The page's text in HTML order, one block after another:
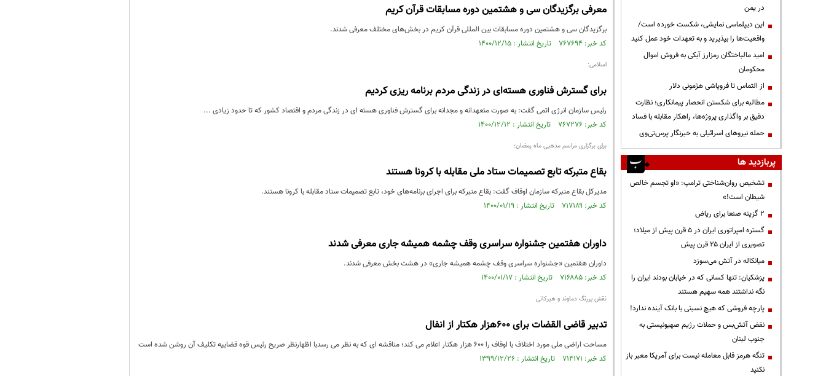
معرفی برگزیدگان سی و هشتمین دوره مسابقات قرآن کریم
برگزیدگان سی و هشتمین دوره مسابقات بین المللی قرآن کریم در بخش‌های مختلف معرفی شدند.‌
کد خبر: ۷۶۷۶۹۴ تاریخ انتشار : ۱۴۰۰/۱۲/۱۵
اسلامی:
برای گسترش فناوری هسته‌ای در زندگی مردم برنامه ریزی کردیم
رئیس سازمان انرژی اتمی گفت: به صورت متعهدانه و مجدانه برای گسترش فناوری هسته ای در زندگی مردم و اقتصاد کشور که تا حدود زیادی ...
کد خبر: ۷۶۷۲۷۶ تاریخ انتشار : ۱۴۰۰/۱۲/۱۲
برای برگزاری مراسم مذهبی ماه رمضان؛
بقاع متبرکه تابع تصمیمات ستاد ملی مقابله با کرونا هستند
مدیرکل بقاع متبرکه سازمان اوقاف گفت: بقاع متبرکه برای اجرای برنامه‌های خود، تابع تصمیمات ستاد مقابله با کرونا هستند.
کد خبر: ۷۱۷۱۸۹ تاریخ انتشار : ۱۴۰۰/۰۱/۱۹
داوران هفتمین جشنواره سراسری وقف چشمه همیشه جاری معرفی شدند
داوران هفتمین «جشنواره سراسری وقف چشمه همیشه جاری» در هشت بخش معرفی شدند.
کد خبر: ۷۱۶۸۸۵ تاریخ انتشار : ۱۴۰۰/۰۱/۱۷
نقش پررنگ دماوند و هیرکانی
تدبیر قاضی القضات برای 600هزار هکتار از انفال
مساحت اراضی ملی مورد اختلاف با اوقاف را 600 هزار هکتار اعلام می کند؛ مناقشه ای که به نظر می رسدبا اظهارنظر صریح رئیس قوه قضاییه تکلیف آن روشن شده است
کد خبر: ۷۱۴۱۷۱ تاریخ انتشار : ۱۳۹۹/۱۲/۲۶
در یمن
این دیپلماسی نمایشی، شکست خورده است/
واقعیت‌ها را بپذیرید و به تعهدات خود عمل کنید
امید مالباختگان رمزارز آبکی به فروش اموال
محکومان
از التماس تا فروپاشی هژمونی دلار
مطالبه برای شکستن انحصار پیمانکاری؛ نظارت
دقیق بر واگذاری پروژه‌ها، راهکار مقابله با فساد
حمله نیروهای اسرائیلی به خبرنگار پرس‌تی‌وی
پربازدید ها
تشخیص روان‌شناختی ترامپ: «او تجسم خالص
شیطان است!»
۲ گزینه صنعا برای ریاض
گستره امپراتوری ایران در ۵ قرن پیش از میلاد؛
تصویری از ایران ۲۵ قرن پیش
میانکاله در آتش می‌سوزد
پزشکیان: تنها کسانی که در خیابان بودند ایران را
نگه نداشتند همه سهیم هستند
پارچه فروشی که هیچ نسبتی با بانک آینده ندارد!
نقض آتش‌بس و حملات رژیم صهیونیستی به
جنوب لبنان
تنگه هرمز قابل معامله نیست برای آمریکا معبر باز
نکنید